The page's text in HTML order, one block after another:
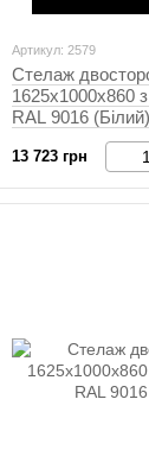
Артикул: 2579
Стелаж
1625х1000х860
RAL 9016
13 723 грн